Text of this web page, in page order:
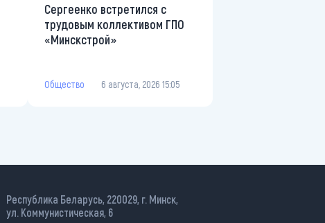
Сергеенко встретился с
трудовым коллективом ГПО
«Минскстрой»
Общество 6 августа, 2026 15:05
Республика Беларусь, 220029, г. Минск,
ул. Коммунистическая, 6